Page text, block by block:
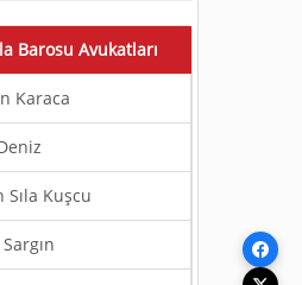
Barosu Avukatları
Karaca
Sıla Kuşcu